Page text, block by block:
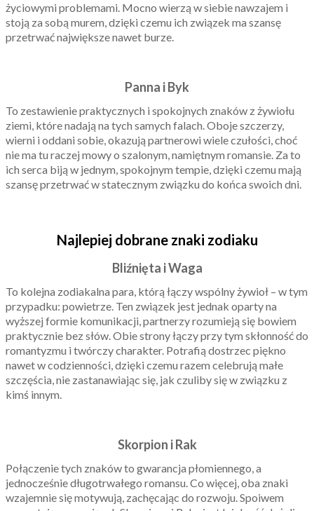
życiowymi problemami. Mocno wierzą w siebie nawzajem i
stoją za sobą murem, dzięki czemu ich związek ma szansę
przetrwać największe nawet burze.
Panna i Byk
To zestawienie praktycznych i spokojnych znaków z żywiołu
ziemi, które nadają na tych samych falach. Oboje szczerzy,
wierni i oddani sobie, okazują partnerowi wiele czułości, choć
nie ma tu raczej mowy o szalonym, namiętnym romansie. Za to
ich serca biją w jednym, spokojnym tempie, dzięki czemu mają
szansę przetrwać w statecznym związku do końca swoich dni.
Najlepiej dobrane znaki zodiaku
Bliźnięta i Waga
To kolejna zodiakalna para, którą łączy wspólny żywioł – w tym
przypadku: powietrze. Ten związek jest jednak oparty na
wyższej formie komunikacji, partnerzy rozumieją się bowiem
praktycznie bez słów. Obie strony łączy przy tym skłonność do
romantyzmu i twórczy charakter. Potrafią dostrzec piękno
nawet w codzienności, dzięki czemu razem celebrują małe
szczęścia, nie zastanawiając się, jak czuliby się w związku z
kimś innym.
Skorpion i Rak
Połączenie tych znaków to gwarancja płomiennego, a
jednocześnie długotrwałego romansu. Co więcej, oba znaki
wzajemnie się motywują, zachęcając do rozwoju. Spoiwem